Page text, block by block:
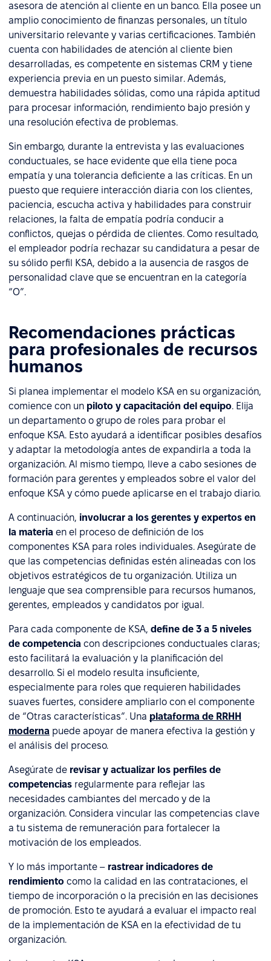
asesora de atención al cliente en un banco. Ella posee un
amplio conocimiento de finanzas personales, un título
universitario relevante y varias certificaciones. También
cuenta con habilidades de atención al cliente bien
desarrolladas, es competente en sistemas CRM y tiene
experiencia previa en un puesto similar. Además,
demuestra habilidades sólidas, como una rápida aptitud
para procesar información, rendimiento bajo presión y
una resolución efectiva de problemas.
Sin embargo, durante la entrevista y las evaluaciones
conductuales, se hace evidente que ella tiene poca
empatía y una tolerancia deficiente a las críticas. En un
puesto que requiere interacción diaria con los clientes,
paciencia, escucha activa y habilidades para construir
relaciones, la falta de empatía podría conducir a
conflictos, quejas o pérdida de clientes. Como resultado,
el empleador podría rechazar su candidatura a pesar de
su sólido perfil KSA, debido a la ausencia de rasgos de
personalidad clave que se encuentran en la categoría
“O”.
Recomendaciones prácticas
para profesionales de recursos
humanos
Si planea implementar el modelo KSA en su organización,
comience con un piloto y capacitación del equipo. Elija
un departamento o grupo de roles para probar el
enfoque KSA. Esto ayudará a identificar posibles desafíos
y adaptar la metodología antes de expandirla a toda la
organización. Al mismo tiempo, lleve a cabo sesiones de
formación para gerentes y empleados sobre el valor del
enfoque KSA y cómo puede aplicarse en el trabajo diario.
A continuación, involucrar a los gerentes y expertos en
la materia en el proceso de definición de los
componentes KSA para roles individuales. Asegúrate de
que las competencias definidas estén alineadas con los
objetivos estratégicos de tu organización. Utiliza un
lenguaje que sea comprensible para recursos humanos,
gerentes, empleados y candidatos por igual.
Para cada componente de KSA, define de 3 a 5 niveles
de competencia con descripciones conductuales claras;
esto facilitará la evaluación y la planificación del
desarrollo. Si el modelo resulta insuficiente,
especialmente para roles que requieren habilidades
suaves fuertes, considere ampliarlo con el componente
de “Otras características”. Una plataforma de RRHH
moderna puede apoyar de manera efectiva la gestión y
el análisis del proceso.
Asegúrate de revisar y actualizar los perfiles de
competencias regularmente para reflejar las
necesidades cambiantes del mercado y de la
organización. Considera vincular las competencias clave
a tu sistema de remuneración para fortalecer la
motivación de los empleados.
Y lo más importante – rastrear indicadores de
rendimiento como la calidad en las contrataciones, el
tiempo de incorporación o la precisión en las decisiones
de promoción. Esto te ayudará a evaluar el impacto real
de la implementación de KSA en la efectividad de tu
organización.